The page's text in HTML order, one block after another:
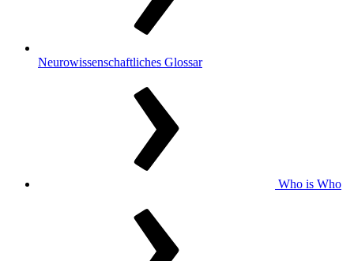
Neurowissenschaftliches Glossar
Who is Who